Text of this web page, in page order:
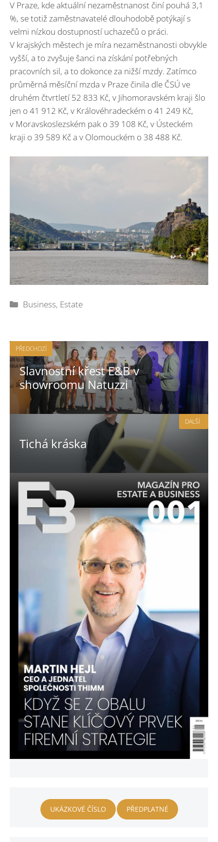
V Praze, kde aktuální nezaměstnanost činí pouhá 3,1
%, se totiž zaměstnavatelé dlouhodobě potýkají s
velmi nízkou dostupností uchazečů o práci.
V krajských městech je míra nezaměstnanosti obvykle
vyšší, a to zvyšuje šanci na získání potřebných
pracovních sil, a to dokonce za nižší mzdy. Zatímco
průměrná měsíční mzda v Praze činila dle ČSÚ ve
druhém čtvrtletí 52 833 Kč, v Jihomoravském kraji šlo
jen o 41 912 Kč, v Královéhradeckém o 41 249 Kč,
v Moravskoslezském pak o 39 108 Kč, v Ústeckém
kraji o 39 589 Kč a v Olomouckém o 38 488 Kč.
Rubriky
Business, Estate
PŘEDCHOZÍ
Slavnostní křest E&B v
showroomu Natuzzi
Tichá kráska
DALŠÍ
UKÁZKOVÉ ČÍSLO PŘEDPLATNÉ